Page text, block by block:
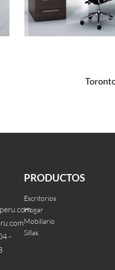
-
PRODUCTOS
Escritorios
Hogar
Mobiliario
Sillas